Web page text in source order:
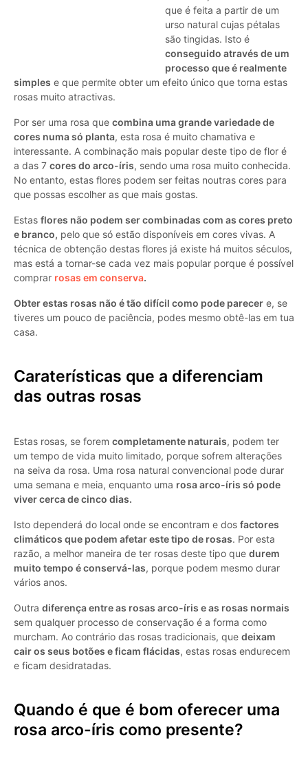
que é feita a partir de um
urso natural cujas pétalas
são tingidas. Isto é
conseguido através de um
processo que é realmente
simples e que permite obter um efeito único que torna estas
rosas muito atractivas.
Por ser uma rosa que combina uma grande variedade de
cores numa só planta, esta rosa é muito chamativa e
interessante. A combinação mais popular deste tipo de flor é
a das 7 cores do arco-íris, sendo uma rosa muito conhecida.
No entanto, estas flores podem ser feitas noutras cores para
que possas escolher as que mais gostas.
Estas flores não podem ser combinadas com as cores preto
e branco, pelo que só estão disponíveis em cores vivas. A
técnica de obtenção destas flores já existe há muitos séculos,
mas está a tornar-se cada vez mais popular porque é possível
comprar rosas em conserva.
Obter estas rosas não é tão difícil como pode parecer e, se
tiveres um pouco de paciência, podes mesmo obtê-las em tua
casa.
Caraterísticas que a diferenciam
das outras rosas
Estas rosas, se forem completamente naturais, podem ter
um tempo de vida muito limitado, porque sofrem alterações
na seiva da rosa. Uma rosa natural convencional pode durar
uma semana e meia, enquanto uma rosa arco-íris só pode
viver cerca de cinco dias.
Isto dependerá do local onde se encontram e dos factores
climáticos que podem afetar este tipo de rosas. Por esta
razão, a melhor maneira de ter rosas deste tipo que durem
muito tempo é conservá-las, porque podem mesmo durar
vários anos.
Outra diferença entre as rosas arco-íris e as rosas normais
sem qualquer processo de conservação é a forma como
murcham. Ao contrário das rosas tradicionais, que deixam
cair os seus botões e ficam flácidas, estas rosas endurecem
e ficam desidratadas.
Quando é que é bom oferecer uma
rosa arco-íris como presente?